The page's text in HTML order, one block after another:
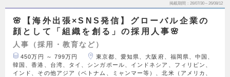
掲載期間 26/07/30～26/08/12
🌸【海外出張×SNS発信】グローバル企業の
顔として「組織を創る」の採用人事🌸
人事（採用・教育など）
450万円 ～ 799万円
東京都、愛知県、大阪府、福岡県、中国、
韓国、香港、台湾、タイ、シンガポール、インドネシア、フィリピン、
インド、その他アジア（ベトナム、ミャンマー等）、北米（アメリカ、